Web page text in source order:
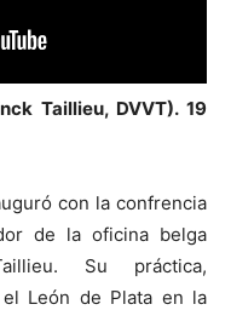
Taillieu, DVVT). 19
con la confrencia
de la oficina belga
Su práctica,
el León de Plata en la